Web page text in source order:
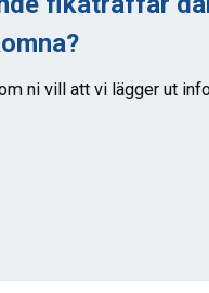
ni vill att vi lägger ut